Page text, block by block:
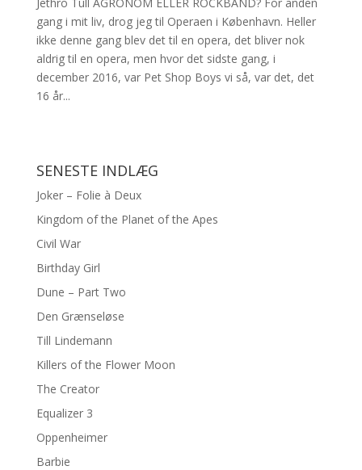
gang i mit liv, drog jeg til Operaen i København. Heller
ikke denne gang blev det til en opera, det bliver nok
aldrig til en opera, men hvor det sidste gang, i
december 2016, var Pet Shop Boys vi så, var det, det
16 år...
SENESTE INDLÆG
Joker – Folie à Deux
Kingdom of the Planet of the Apes
Civil War
Birthday Girl
Dune – Part Two
Den Grænseløse
Till Lindemann
Killers of the Flower Moon
The Creator
Equalizer 3
Oppenheimer
Barbie